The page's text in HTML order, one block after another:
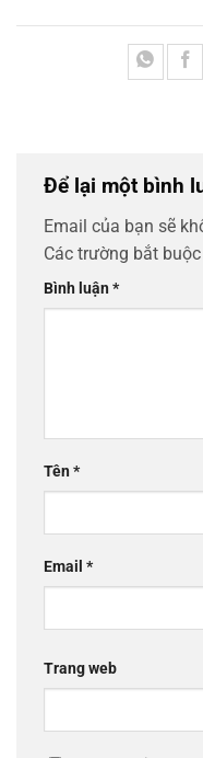
Để lại một bình
Email của bạn sẽ
Các trường bắt
Bình luận*
Tên*
Email *
Trang web